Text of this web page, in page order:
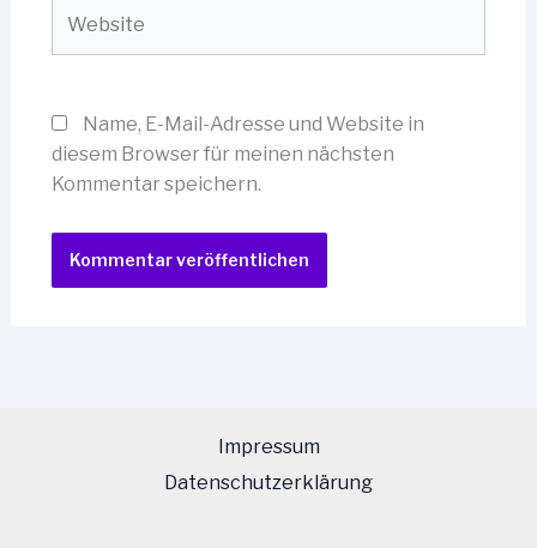
Name, E-Mail-Adresse und Website in
diesem Browser für meinen nächsten
Kommentar speichern.
Impressum
Datenschutzerklärung